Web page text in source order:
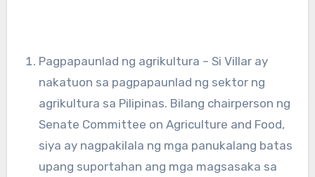
Pagpapaunlad ng agrikultura – Si Villar ay
nakatuon sa pagpapaunlad ng sektor ng
agrikultura sa Pilipinas. Bilang chairperson ng
Senate Committee on Agriculture and Food,
siya ay nagpakilala ng mga panukalang batas
upang suportahan ang mga magsasaka sa